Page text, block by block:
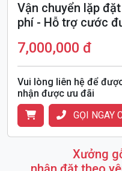
Vận chuyển lặp
phí - Hỗ trợ cước
7,000,000 đ
Vui lòng liên hệ để
nhận được ưu đãi
GỌI NGAY
Xưởng